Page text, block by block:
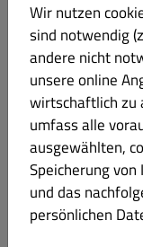
Keine
Haltet mich per
Indem Sie auf
den Allgemeinen
Wir nutzen
sind notwendig
andere nicht
unsere online
wirtschaftlich zu
umfass alle
ausgewählten,
Speicherung
und das
persönlichen